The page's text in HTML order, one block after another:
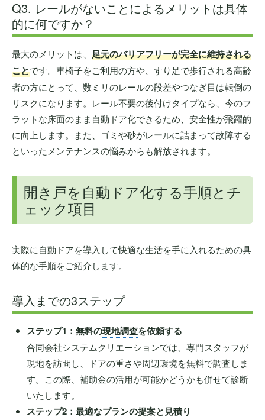
Q3. レールがないことによるメリットは具体
的に何ですか？
最大のメリットは、 足元のバリアフリーが完全に維持される
ことです。車椅子をご利用の方や、すり足で歩行される高齢
者の方にとって、数ミリのレールの段差やつなぎ目は転倒の
リスクになります。レール不要の後付けタイプなら、今のフ
ラットな床面のまま自動ドア化できるため、安全性が飛躍的
に向上します。また、ゴミや砂がレールに詰まって故障する
といったメンテナンスの悩みからも解放されます。
開き戸を自動ドア化する手順とチ
ェック項目
実際に自動ドアを導入して快適な生活を手に入れるための具
体的な手順をご紹介します。
導入までの3ステップ
ステップ1：無料の現地調査を依頼する
合同会社システムクリエーションでは、専門スタッフが
現地を訪問し、ドアの重さや周辺環境を無料で調査しま
す。この際、補助金の活用が可能かどうかも併せて診断
いたします。
ステップ2：最適なプランの提案と見積り